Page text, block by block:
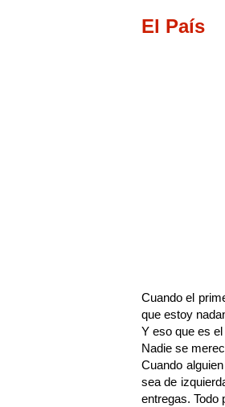
El País
Cuando el
que estoy
Y eso que es
Nadie se
Cuando
sea de
entregas. Todo